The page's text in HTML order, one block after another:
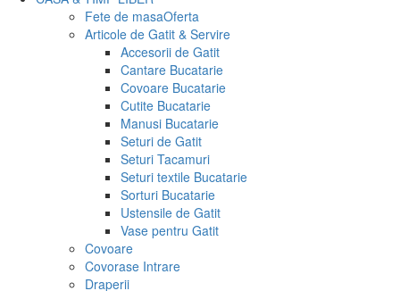
Fete de masaOferta
Articole de Gatit & Servire
Accesorii de Gatit
Cantare Bucatarie
Covoare Bucatarie
Cutite Bucatarie
Manusi Bucatarie
Seturi de Gatit
Seturi Tacamuri
Seturi textile Bucatarie
Sorturi Bucatarie
Ustensile de Gatit
Vase pentru Gatit
Covoare
Covorase Intrare
Draperii